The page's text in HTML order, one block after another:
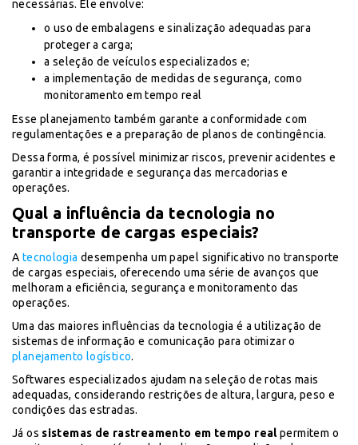
necessárias. Ele envolve:
o uso de embalagens e sinalização adequadas para
proteger a carga;
a seleção de veículos especializados e;
a implementação de medidas de segurança, como
monitoramento em tempo real
Esse planejamento também garante a conformidade com
regulamentações e a preparação de planos de contingência.
Dessa forma, é possível minimizar riscos, prevenir acidentes e
garantir a integridade e segurança das mercadorias e
operações.
Qual a influência da tecnologia no
transporte de cargas especiais?
A tecnologia desempenha um papel significativo no transporte
de cargas especiais, oferecendo uma série de avanços que
melhoram a eficiência, segurança e monitoramento das
operações.
Uma das maiores influências da tecnologia é a utilização de
sistemas de informação e comunicação para otimizar o
planejamento logístico.
Softwares especializados ajudam na seleção de rotas mais
adequadas, considerando restrições de altura, largura, peso e
condições das estradas.
Já os sistemas de rastreamento em tempo realpermitem o